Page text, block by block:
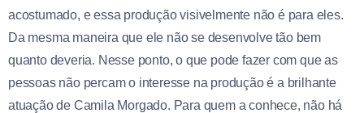
acostumado, e essa produção visivelmente não é para eles.
Da mesma maneira que ele não se desenvolve tão bem
quanto deveria. Nesse ponto, o que pode fazer com que as
pessoas não percam o interesse na produção é a brilhante
atuação de Camila Morgado. Para quem a conhece, não há